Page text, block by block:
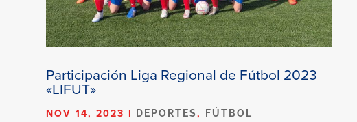
Participación Liga Regional de Fútbol 2023
«LIFUT»
NOV 14, 2023 | DEPORTES, FÚTBOL